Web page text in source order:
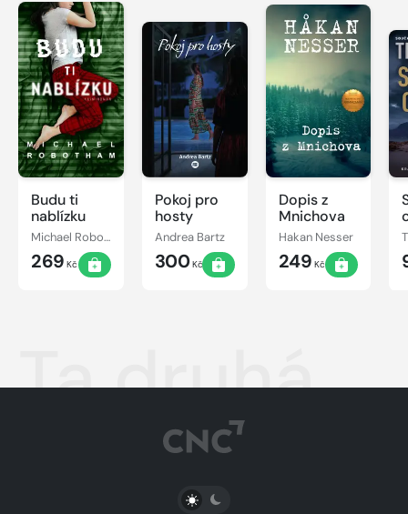
Budu ti
nablízku
Michael Robotham
269 Kč
Pokoj pro
hosty
Andrea Bartz
300Kč
Dopis z
Mnichova
Hakan Nesser
249 Kč
Ta druhá
PŘEPNOUT SVĚTLÝ/TMAVÝ REŽIM